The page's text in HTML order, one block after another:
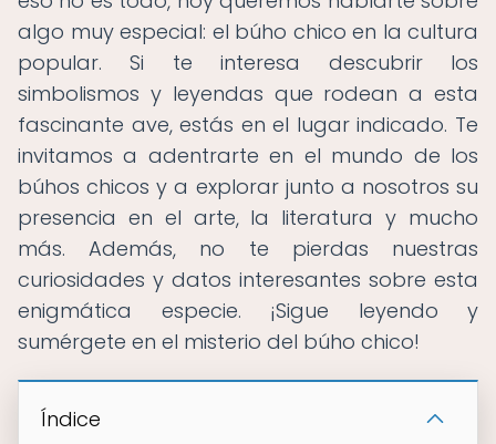
algo muy especial: el búho chico en la cultura
popular. Si te interesa descubrir los
simbolismos y leyendas que rodean a esta
fascinante ave, estás en el lugar indicado. Te
invitamos a adentrarte en el mundo de los
búhos chicos y a explorar junto a nosotros su
presencia en el arte, la literatura y mucho
más. Además, no te pierdas nuestras
curiosidades y datos interesantes sobre esta
enigmática especie. ¡Sigue leyendo y
sumérgete en el misterio del búho chico!
Índice